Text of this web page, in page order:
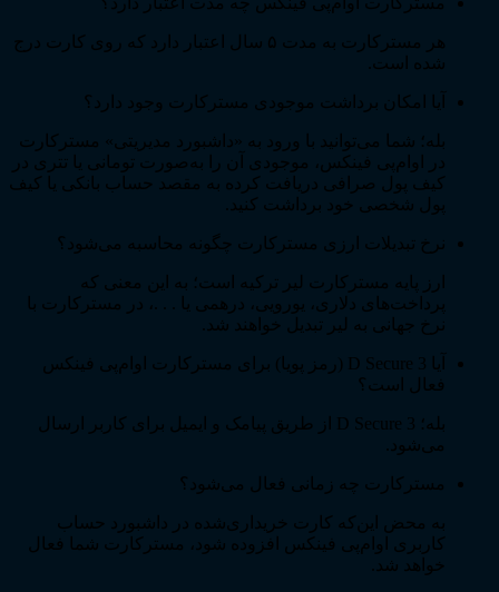
هر مسترکارت به مدت ۵ سال اعتبار دارد که روی کارت درج
شده است.
آیا امکان برداشت موجودی مسترکارت وجود دارد؟
بله؛ شما می‌توانید با ورود به «داشبورد مدیریتی» مسترکارت
در او‌ام‌پی فینکس، موجودی آن را به‌صورت تومانی یا تتری در
کیف پول صرافی دریافت کرده به مقصد حساب بانکی یا کیف
پول شخصی خود برداشت کنید.
نرخ تبدیلات ارزی مسترکارت چگونه محاسبه می‌شود؟
ارز پایه مسترکارت لیر ترکیه است؛ به این معنی که
پرداخت‌های دلاری، یورویی، درهمی یا . . .، در مسترکارت با
نرخ جهانی به لیر تبدیل خواهند شد.
آیا 3 D Secure (رمز پویا) برای مسترکارت او‌ام‌پی فینکس
فعال است؟
بله؛ 3 D Secure از طریق پیامک و ایمیل برای کاربر ارسال
می‌شود.
مسترکارت چه زمانی فعال می‌شود؟
به محض این‌که کارت خریداری‌شده در داشبورد حساب
کاربری اوام‌پی فینکس افزوده شود، مسترکارت شما فعال
خواهد شد.